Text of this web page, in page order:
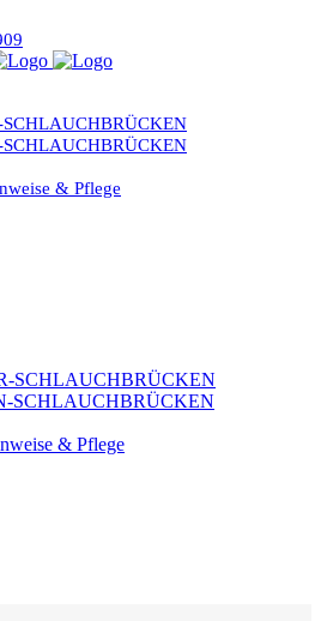
SCHLAUCHBRÜCKEN
& Pflege
SCHLAUCHBRÜCKEN
SCHLAUCHBRÜCKEN
& Pflege